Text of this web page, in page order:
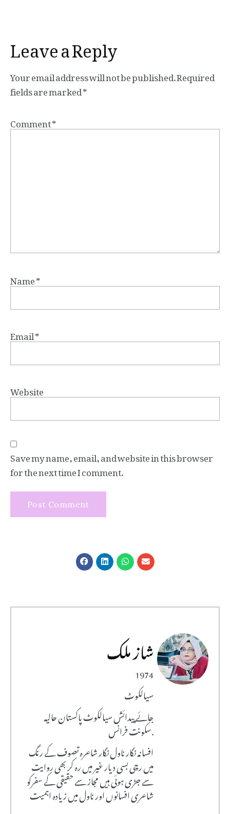
Leave a Reply
Your email address will not be published.Required
fields are marked*
Comment*
Name*
Email*
Website
Save my name, email, and website in this browser
for the next time I comment.
شاز ملک
1974
سیالکوٹ
جائے پیدائش سیالکوٹ پاکستان حالیہ
سکونت فرانس.
افسانہ نگار ناول نگار شاعرہ تصوف کے رنگ
میں رچی بسی دیار غیر میں رہ کر بھی روایت
سے جڑی ہوئی ہیں مجاز سے حقیقی کے سفرکو
شاعری افسانوں اور ناول میں زیادہ اہمیت